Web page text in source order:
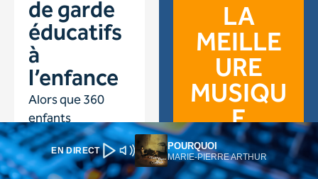
EN DIRECT POURQUOI
MARIE-PIERRE ARTHUR